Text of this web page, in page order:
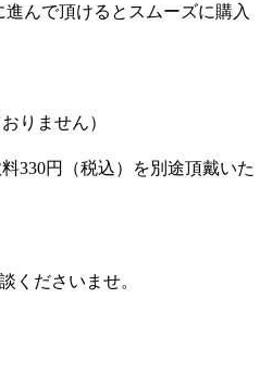
んで頂けるとスムーズに購入
りません）
330円（税込）を別途頂戴いた
くださいませ。